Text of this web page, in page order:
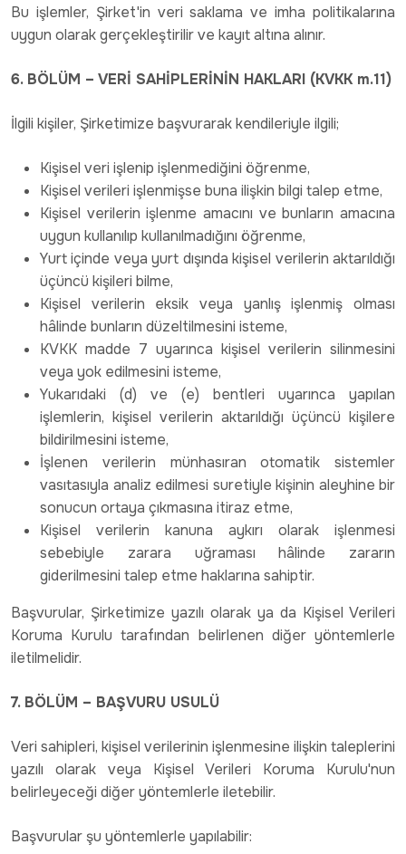
Bu işlemler, Şirket'in veri saklama ve imha politikalarına
uygun olarak gerçekleştirilir ve kayıt altına alınır.
6. BÖLÜM – VERİ SAHİPLERİNİN HAKLARI (KVKK m.11)
İlgili kişiler, Şirketimize başvurarak kendileriyle ilgili;
Kişisel veri işlenip işlenmediğini öğrenme,
Kişisel verileri işlenmişse buna ilişkin bilgi talep etme,
Kişisel verilerin işlenme amacını ve bunların amacına
uygun kullanılıp kullanılmadığını öğrenme,
Yurt içinde veya yurt dışında kişisel verilerin aktarıldığı
üçüncü kişileri bilme,
Kişisel verilerin eksik veya yanlış işlenmiş olması
hâlinde bunların düzeltilmesini isteme,
KVKK madde 7 uyarınca kişisel verilerin silinmesini
veya yok edilmesini isteme,
Yukarıdaki (d) ve (e) bentleri uyarınca yapılan
işlemlerin, kişisel verilerin aktarıldığı üçüncü kişilere
bildirilmesini isteme,
İşlenen verilerin münhasıran otomatik sistemler
vasıtasıyla analiz edilmesi suretiyle kişinin aleyhine bir
sonucun ortaya çıkmasına itiraz etme,
Kişisel verilerin kanuna aykırı olarak işlenmesi
sebebiyle zarara uğraması hâlinde zararın
giderilmesini talep etme haklarına sahiptir.
Başvurular, Şirketimize yazılı olarak ya da Kişisel Verileri
Koruma Kurulu tarafından belirlenen diğer yöntemlerle
iletilmelidir.
7. BÖLÜM – BAŞVURU USULÜ
Veri sahipleri, kişisel verilerinin işlenmesine ilişkin taleplerini
yazılı olarak veya Kişisel Verileri Koruma Kurulu'nun
belirleyeceği diğer yöntemlerle iletebilir.
Başvurular şu yöntemlerle yapılabilir: